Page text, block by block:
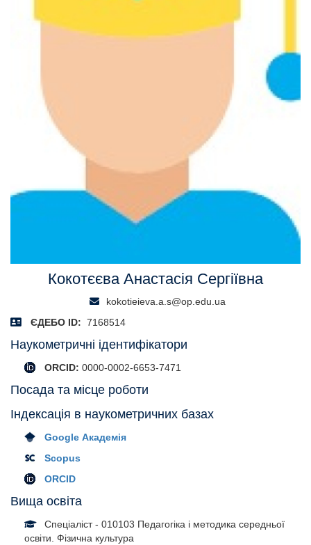
Кокотєєва Анастасія Сергіївна
kokotieieva.a.s@op.edu.ua
ЄДЕБО ID: 7168514
Наукометричні ідентифікатори
ORCID: 0000-0002-6653-7471
Посада та місце роботи
Індексація в наукометричних базах
Google Академія
Scopus
ORCID
Вища освіта
Спеціаліст - 010103 Педагогіка і методика середньої
освіти. Фізична культура